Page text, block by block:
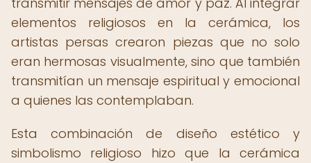
elementos religiosos en la cerámica, los
artistas persas crearon piezas que no solo
eran hermosas visualmente, sino que también
transmitían un mensaje espiritual y emocional
a quienes las contemplaban.
Esta combinación de diseño estético y
simbolismo religioso hizo que la cerámica